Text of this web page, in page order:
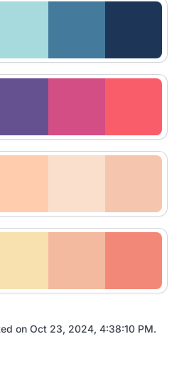
on Oct 23, 2024, 4:38:10 PM.